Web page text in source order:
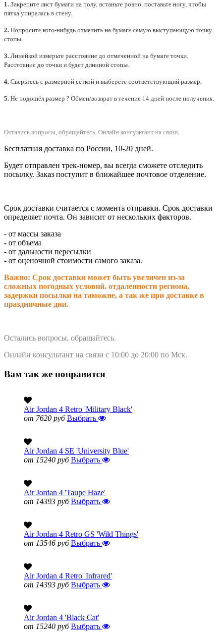
1. Закрепите лист бумаги на полу, встаньте ровно, поставьте ногу, чтобы
пятка упиралась в стену.
2. Попросите кого-нибудь отметить на бумаге самую выступающую точку
стопы.
3. Линейкой измерьте расстояние до отмеченной на бумаге точки.
Расстояние до точки и будет длинной стопы.
4. Сверьтесь с размерной сеткой и выберете соответствующий размер.
5. Не подошёл размер ? Обмен/возврат в течение 14 дней после получения.
Остались вопросы, обращайтесь. Онлайн консультант на связи.
Бесплатная доставка по России, 10-20 дней.
Будет отправлен трек-номер, вы всегда сможете отследить
посылку. Заказ поступит в ближайшее почтовое отделение.
Срок доставки считается с момента отправки. Срок доставки
определяет почта. Он зависит от нескольких факторов.
- от массы заказа
- от объема
- от дальности пересылки
- от оценочной стоимости самого заказа.
Важно: Срок доставки может быть увеличен из-за
сложных погодных условий. отдаленности региона,
задержки посылки на таможне, а так же при доставке в
праздничные дни.
Остались вопросы, обращайтесь.
Онлайн консультант на связи с 10:00 до 20:00 по Мск.
Вам так же понравится
Air Jordan 4 Retro 'Military Black'
от 7620 руб Выбрать
Air Jordan 4 SE 'University Blue'
от 15240 руб Выбрать
Air Jordan 4 'Taupe Haze'
от 14393 руб Выбрать
Air Jordan 4 Retro GS 'Wild Things'
от 13546 руб Выбрать
Air Jordan 4 Retro 'Infrared'
от 14393 руб Выбрать
Air Jordan 4 'Black Cat'
от 15240 руб Выбрать